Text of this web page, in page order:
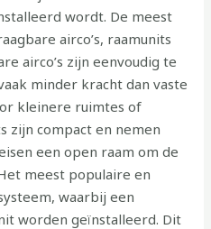
wordt. De meest
airco’s, raamunits
airco’s zijn eenvoudig te
minder kracht dan vaste
kleinere ruimtes of
zijn compact en nemen
een open raam om de
meest populaire en
waarbij een
worden geïnstalleerd. Dit